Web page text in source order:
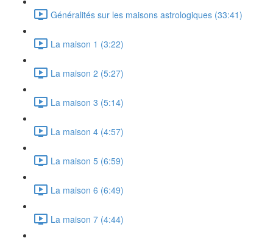
Généralités sur les maisons astrologiques (33:41)
La maison 1 (3:22)
La maison 2 (5:27)
La maison 3 (5:14)
La maison 4 (4:57)
La maison 5 (6:59)
La maison 6 (6:49)
La maison 7 (4:44)